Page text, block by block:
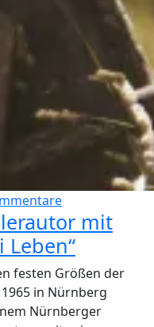
mit
Leben“
festen Größen der
in Nürnberg
Nürnberger